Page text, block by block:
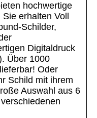
hochwertige
erhalten Voll
Schilder,
Digitaldruck
Über 1000
Oder
Schild mit ihrem
Auswahl aus 6